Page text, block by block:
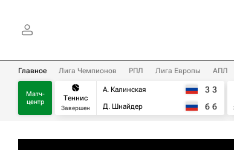
Главное Лига Чемпионов РПЛ Лига Европы АПЛ
Матч-
центр
Теннис
Завершен
А. Калинская
Д. Шнайдер
3 3
6 6